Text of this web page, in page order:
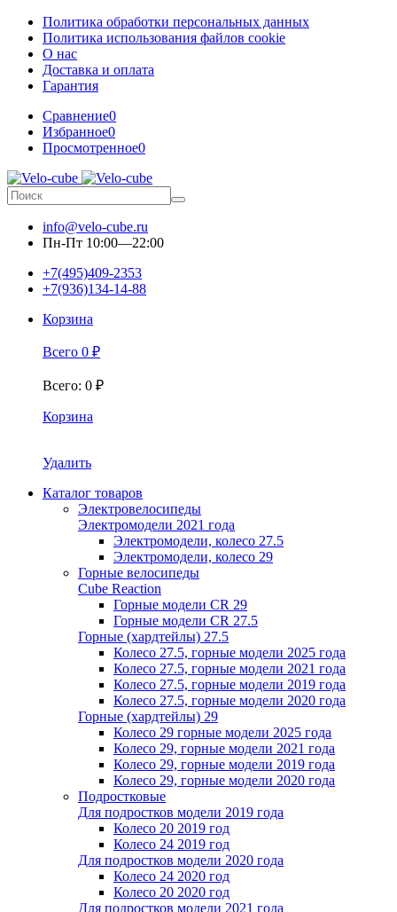
Политика обработки персональных данных
Политика использования файлов cookie
О нас
Доставка и оплата
Гарантия
Сравнение0
Избранное0
Просмотренное0
info@velo-cube.ru
Пн-Пт 10:00—22:00
+7(495)409-2353
+7(936)134-14-88
Корзина
Всего 0 ₽
Всего: 0 ₽
Корзина
Удалить
Каталог товаров
Электровелосипеды
Электромодели 2021 года
Электромодели, колесо 27.5
Электромодели, колесо 29
Горные велосипеды
Cube Reaction
Горные модели CR 29
Горные модели CR 27.5
Горные (хардтейлы) 27.5
Колесо 27.5, горные модели 2025 года
Колесо 27.5, горные модели 2021 года
Колесо 27.5, горные модели 2019 года
Колесо 27.5, горные модели 2020 года
Горные (хардтейлы) 29
Колесо 29 горные модели 2025 года
Колесо 29, горные модели 2021 года
Колесо 29, горные модели 2019 года
Колесо 29, горные модели 2020 года
Подростковые
Для подростков модели 2019 года
Колесо 20 2019 год
Колесо 24 2019 год
Для подростков модели 2020 года
Колесо 24 2020 год
Колесо 20 2020 год
Для подростков модели 2021 года